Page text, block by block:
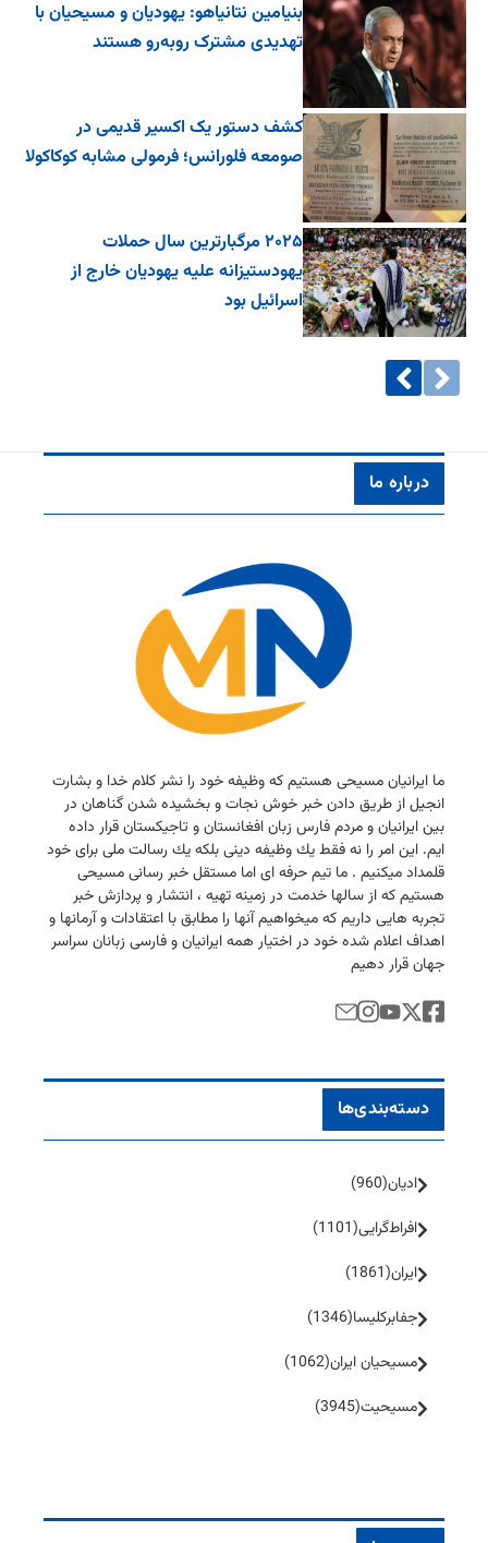
بنیامین نتانیاهو: یهودیان و مسیحیان با
تهدیدی مشترک روبه‌رو هستند
کشف دستور یک اکسیر قدیمی در
صومعه فلورانس؛ فرمولی مشابه کوکاکولا
۲۰۲۵ مرگبارترین سال حملات
یهودستیزانه علیه یهودیان خارج از
اسرائیل بود
درباره ما
ما ایرانیان مسیحی هستیم كه وظیفه خود را نشر كلام خدا و بشارت
انجیل از طریق دادن خبر خوش نجات و بخشیده شدن گناهان در
بین ایرانیان و مردم فارس زبان افغانستان و تاجیكستان قرار داده
ایم. این امر را نه فقط یك وظیفه دینی بلكه یك رسالت ملی برای خود
قلمداد میكنیم . ما تیم حرفه ای اما مستقل خبر رسانی مسیحی
هستیم كه از سالها خدمت در زمینه تهیه ، انتشار و پردازش خبر
تجربه هایی داریم كه میخواهیم آنها را مطابق با اعتقادات و آرمانها و
اهداف اعلام شده خود در اختیار همه ایرانیان و فارسی زبانان سراسر
جهان قرار دهیم
دسته‌بندی‌ها
ادیان(960)
افراط‌گرایی(1101)
ایران(1861)
جفا‌بر‌کلیسا(1346)
مسیحیان ایران(1062)
مسیحیت(3945)